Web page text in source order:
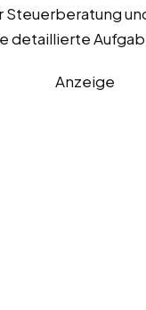
Steuerberatung
detaillierte
Anzeige